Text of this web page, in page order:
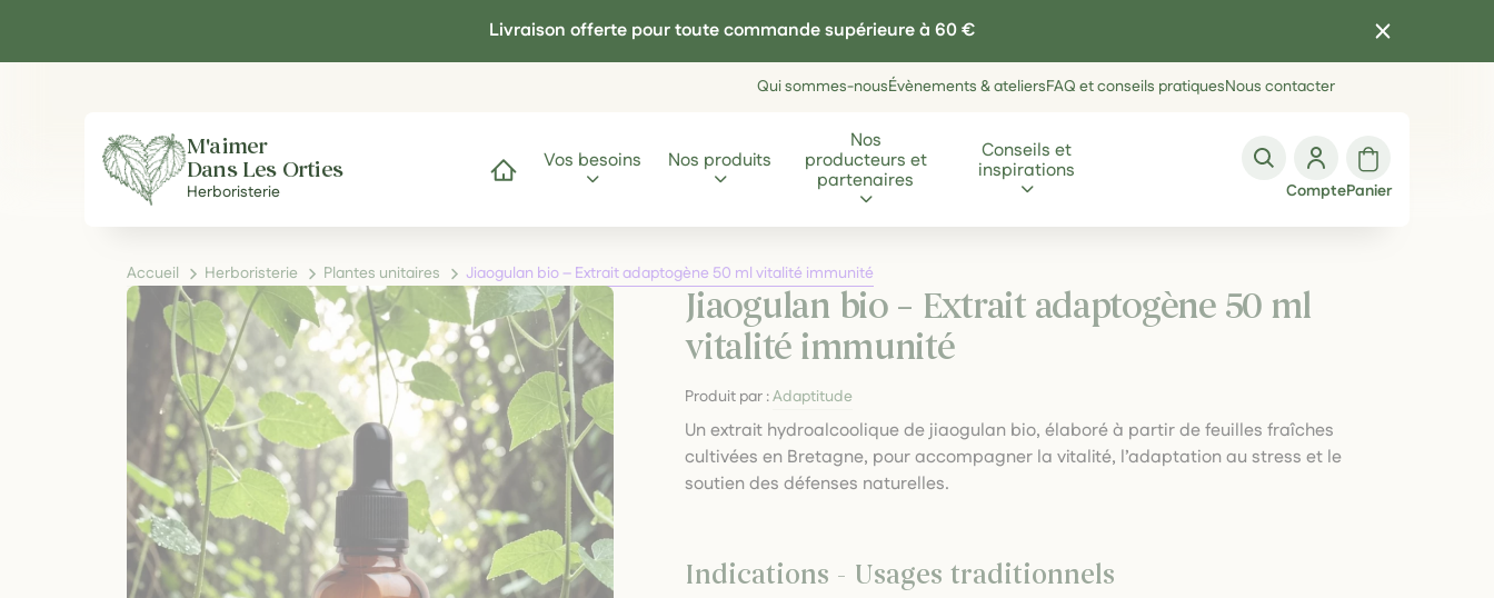
Livraison offerte pour toute commande supérieure à 60 €
Qui sommes-nousÉvènements & ateliersFAQ et conseils pratiquesNous contacter
M'aimer
Dans Les Orties
Herboristerie
Accueil
Vos besoins Nos produits
Nos
producteurs et
partenaires
Conseils et
inspirations
ComptePanier
Accueil Herboristerie Plantes unitaires Jiaogulan bio – Extrait adaptogène 50 ml vitalité immunité
Jiaogulan bio – Extrait adaptogène 50 ml
vitalité immunité
Produit par :Adaptitude
Un extrait hydroalcoolique de jiaogulan bio, élaboré à partir de feuilles fraîches
cultivées en Bretagne, pour accompagner la vitalité, l’adaptation au stress et le
soutien des défenses naturelles.
Indications - Usages traditionnels